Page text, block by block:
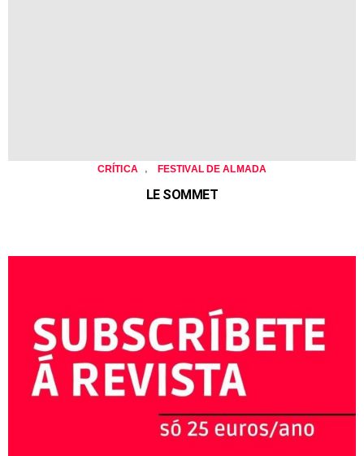
CRÍTICA , FESTIVAL DE ALMADA
LE SOMMET